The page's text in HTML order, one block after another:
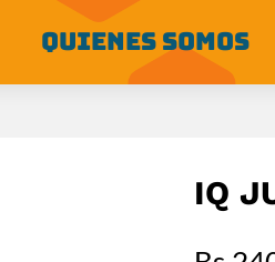
QUIENES SOMOS
IQ